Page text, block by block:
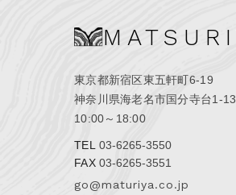
東京都新宿区東五軒町6-19
神奈川県海老名市国分寺台1-
10:00～18:00
TEL 03-6265-3550
FAX 03-6265-3551
go@maturiya.co.jp